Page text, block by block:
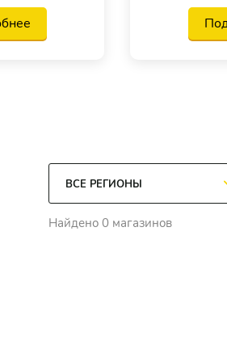
Найдено 0 магазинов